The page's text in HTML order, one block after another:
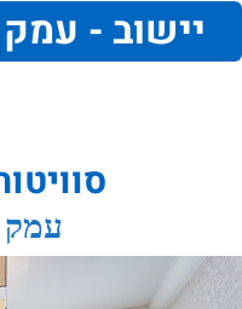
יישוב -
עמק